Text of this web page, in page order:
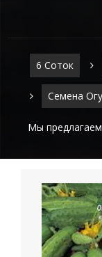
6 Соток
Семена
Мы